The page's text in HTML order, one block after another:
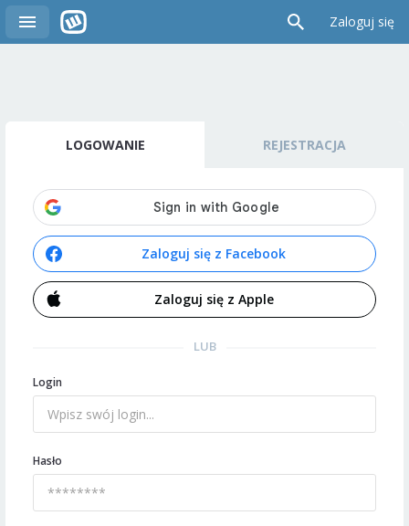
Zaloguj się
LOGOWANIE REJESTRACJA
Zaloguj się z Facebook
Zaloguj się z Apple
LUB
Login
Hasło